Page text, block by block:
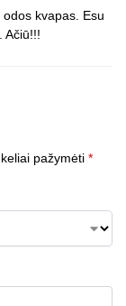
kvapas. Esu
Ačiū!!!
pažymėti *